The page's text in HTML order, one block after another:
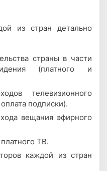
из стран детально
страны в части
(платного и
телевизионного
подписки).
вещания эфирного
ТВ.
каждой из стран